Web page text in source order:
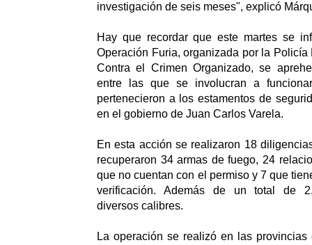
investigación de seis meses", explicó
Hay que recordar que este martes se
Operación Furia, organizada por la
Contra el Crimen Organizado, se
entre las que se involucran a
pertenecieron a los estamentos de
en el gobierno de Juan Carlos Varela.
En esta acción se realizaron 18
recuperaron 34 armas de fuego, 24
que no cuentan con el permiso y 7 que
verificación. Además de un total de
diversos calibres.
La operación se realizó en las provincias